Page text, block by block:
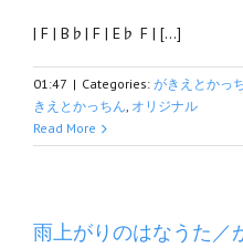
| F | B♭| F | E♭ F | […]
01:47 | Categories: がきえとかっ
きえとかっちん オリジナル
Read More
雨上がりのはなうた／